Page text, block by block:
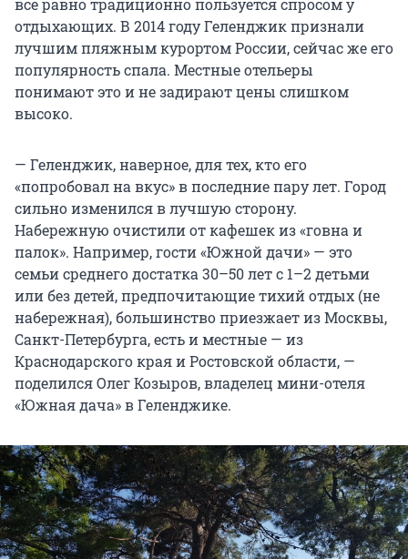
всё равно традиционно пользуется спросом у
отдыхающих. В 2014 году Геленджик признали
лучшим пляжным курортом России, сейчас же его
популярность спала. Местные отельеры
понимают это и не задирают цены слишком
высоко.
— Геленджик, наверное, для тех, кто его
«попробовал на вкус» в последние пару лет. Город
сильно изменился в лучшую сторону.
Набережную очистили от кафешек из «говна и
палок». Например, гости «Южной дачи» — это
семьи среднего достатка 30–50 лет с 1–2 детьми
или без детей, предпочитающие тихий отдых (не
набережная), большинство приезжает из Москвы,
Санкт-Петербурга, есть и местные — из
Краснодарского края и Ростовской области, —
поделился Олег Козыров, владелец мини-отеля
«Южная дача» в Геленджике.